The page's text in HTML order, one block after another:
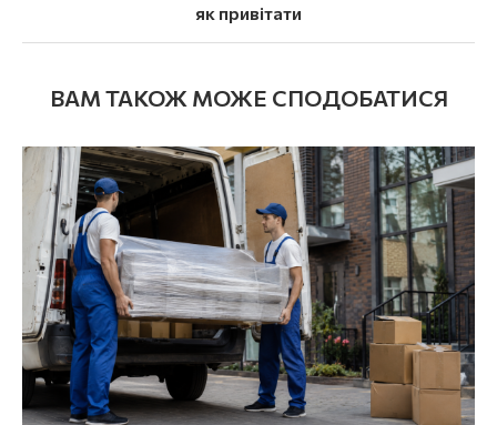
як привітати
ВАМ ТАКОЖ МОЖЕ СПОДОБАТИСЯ